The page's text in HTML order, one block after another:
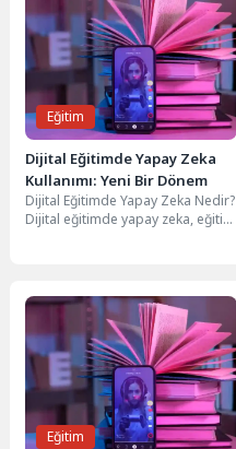
Eğitim
Dijital Eğitimde Yapay Zeka
Kullanımı: Yeni Bir Dönem
Dijital Eğitimde Yapay Zeka Nedir?
Dijital eğitimde yapay zeka, eğitim
Eğitim